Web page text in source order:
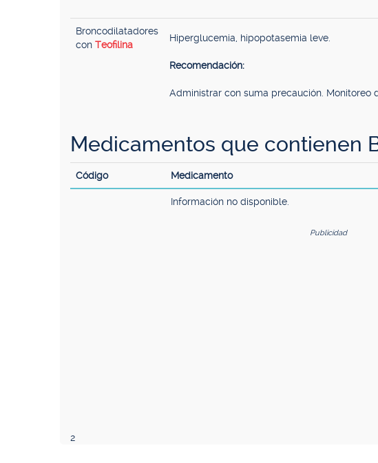
Broncodilatadores
con Teofilina
Hiperglucemia, hipopotasemia leve.
Recomendación:
Administrar con suma precaución. Monitoreo
Medicamentos que contienen
Código Medicamento
Información no disponible.
Publicidad
2